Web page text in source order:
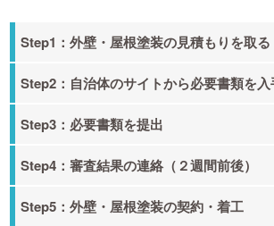
Step1：外壁・屋根塗装の見積もりを取る
Step2：自治体のサイトから必要書類を入
Step3：必要書類を提出
Step4：審査結果の連絡（２週間前後）
Step5：外壁・屋根塗装の契約・着工